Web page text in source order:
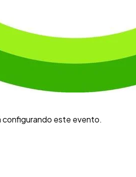
configurando este evento.